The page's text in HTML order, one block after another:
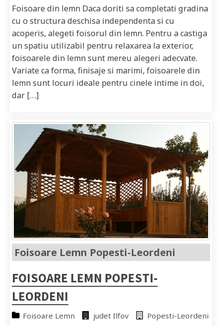
Foisoare din lemn Daca doriti sa completati gradina
cu o structura deschisa independenta si cu
acoperis, alegeti foisorul din lemn. Pentru a castiga
un spatiu utilizabil pentru relaxarea la exterior,
foisoarele din lemn sunt mereu alegeri adecvate.
Variate ca forma, finisaje si marimi, foisoarele din
lemn sunt locuri ideale pentru cinele intime in doi,
dar […]
Foisoare Lemn Popesti-Leordeni
FOISOARE LEMN POPESTI-
LEORDENI
Foisoare Lemn judet Ilfov Popesti-Leordeni